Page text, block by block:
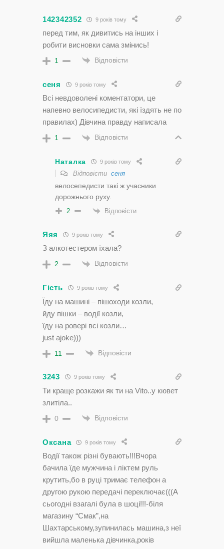
142342352 9 років тому
перед тим, як дивитись на інших і
робити висновки сама змінись!
1 Відповісти
сеня 9 років тому
Всі невдоволені коментатори, це
напевно велосипедисти, які їздять не по
правилах) Дівчина правду написала
1 Відповісти
Наталка 9 років тому
Відповісти сеня
велосепедисти такі ж учасники
дорожнього руху.
2 Відповісти
Яяя 9 років тому
З алкотестером їхала?
2 Відповісти
Гість 9 років тому
Їду на машині – пішоходи козли,
йду пішки – водії козли,
їду на ровері всі козли…
just ajoke)))
11 Відповісти
3243 9 років тому
Ти краще розкажи як ти на Vito..у кювет
злитіла..
0 Відповісти
Оксана 9 років тому
Водії також різні бувають!!!Вчора
бачила їде мужчина і ліктем руль
крутить,бо в руці тримає телефон а
другою рукою передачі переключає(((А
сьогодні взагалі була в шоці!!!-біля
магазину “Смак”,на
Шахтарському,зупинилась машина,з неї
вийшла маленька дівчинка,років